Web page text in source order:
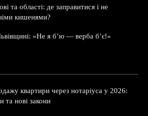
та області: де заправитися і не
кишенями?
«Не я б’ю — верба б’є!»
квартири через нотаріуса у 2026:
та нові закони